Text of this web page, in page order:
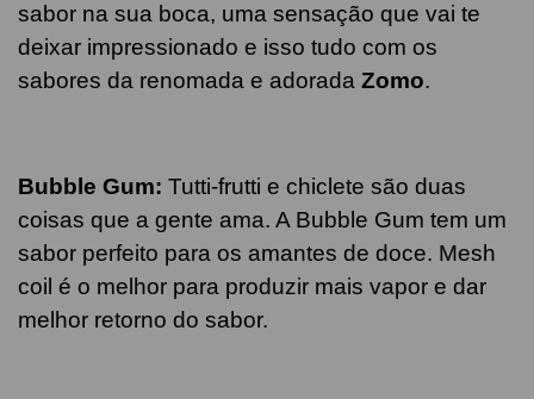
sabor na sua boca, uma sensação que vai te
deixar impressionado e isso tudo com os
sabores da renomada e adorada Zomo.
Bubble Gum: Tutti-frutti e chiclete são duas
coisas que a gente ama. A Bubble Gum tem um
sabor perfeito para os amantes de doce. Mesh
coil é o melhor para produzir mais vapor e dar
melhor retorno do sabor.